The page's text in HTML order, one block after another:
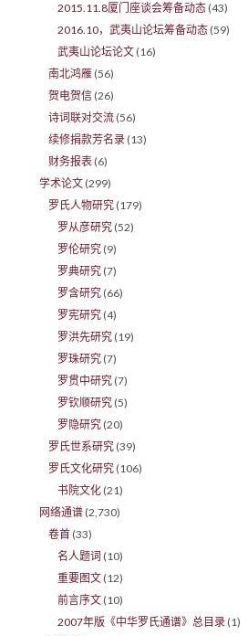
2015.11.8厦门座谈会筹备动态 (43)
2016.10，武夷山论坛筹备动态 (59)
武夷山论坛论文 (16)
南北鸿雁 (56)
贺电贺信 (26)
诗词联对交流 (56)
续修捐款芳名录 (13)
财务报表 (6)
学术论文 (299)
罗氏人物研究 (179)
罗从彦研究 (52)
罗伦研究 (9)
罗典研究 (7)
罗含研究 (66)
罗宪研究 (4)
罗洪先研究 (19)
罗珠研究 (7)
罗贯中研究 (7)
罗钦顺研究 (5)
罗隐研究 (20)
罗氏世系研究 (39)
罗氏文化研究 (106)
书院文化 (21)
网络通谱 (2,730)
卷首 (33)
名人题词 (10)
重要图文 (12)
前言序文 (10)
2007年版《中华罗氏通谱》总目录 (1)